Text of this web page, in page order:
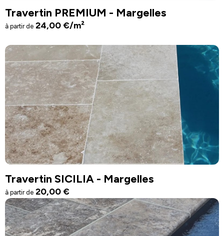
Travertin PREMIUM - Margelles
à partir de 24,00€/m²
Travertin SICILIA - Margelles
à partir de 20,00€